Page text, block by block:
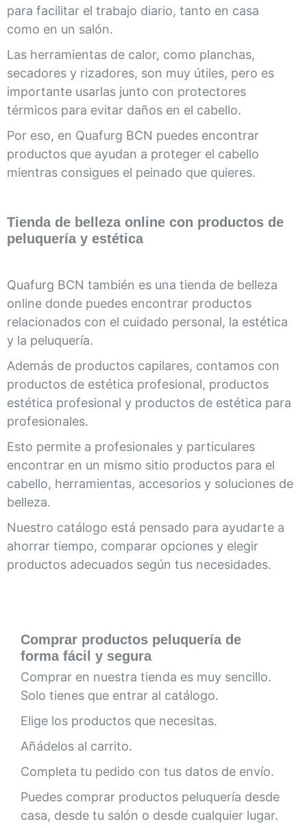
para facilitar el trabajo diario, tanto en casa
como en un salón.
Las herramientas de calor, como planchas,
secadores y rizadores, son muy útiles, pero es
importante usarlas junto con protectores
térmicos para evitar daños en el cabello.
Por eso, en Quafurg BCN puedes encontrar
productos que ayudan a proteger el cabello
mientras consigues el peinado que quieres.
Tienda de belleza online con productos de
peluquería y estética
Quafurg BCN también es una tienda de belleza
online donde puedes encontrar productos
relacionados con el cuidado personal, la estética
y la peluquería.
Además de productos capilares, contamos con
productos de estética profesional, productos
estética profesional y productos de estética para
profesionales.
Esto permite a profesionales y particulares
encontrar en un mismo sitio productos para el
cabello, herramientas, accesorios y soluciones de
belleza.
Nuestro catálogo está pensado para ayudarte a
ahorrar tiempo, comparar opciones y elegir
productos adecuados según tus necesidades.
Comprar productos peluquería de
forma fácil y segura
Comprar en nuestra tienda es muy sencillo.
Solo tienes que entrar al catálogo.
Elige los productos que necesitas.
Añádelos al carrito.
Completa tu pedido con tus datos de envío.
Puedes comprar productos peluquería desde
casa, desde tu salón o desde cualquier lugar.